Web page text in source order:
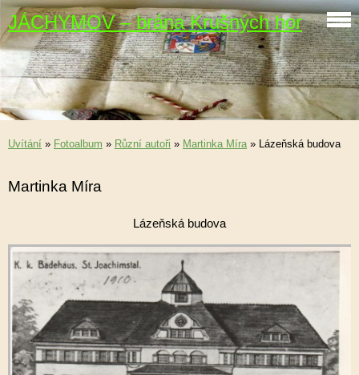
JÁCHYMOV – brána Krušných hor
Uvítání » Fotoalbum » Různí autoři » Martinka Míra» Lázeňská budova
Martinka Míra
Lázeňská budova